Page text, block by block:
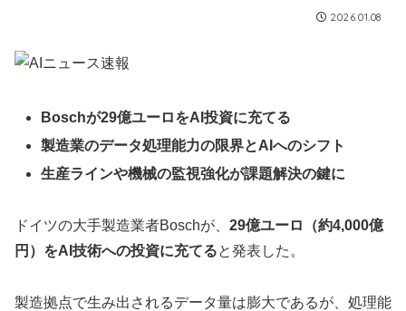
2026.01.08
Boschが29億ユーロをAI投資に充てる
製造業のデータ処理能力の限界とAIへのシフト
生産ラインや機械の監視強化が課題解決の鍵に
ドイツの大手製造業者Boschが、 29億ユーロ（約4,000億
円）をAI技術への投資に充てると発表した。
製造拠点で生み出されるデータ量は膨大であるが、処理能